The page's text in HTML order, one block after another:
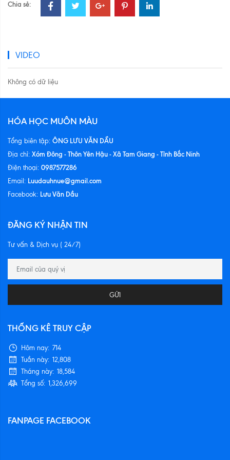
Chia sẻ:
VIDEO
Không có dữ liệu
HÓA HỌC MUÔN MÀU
Tổng biên tập: ÔNG LƯU VĂN DẦU
Địa chỉ: Xóm Đông - Thôn Yên Hậu - Xã Tam Giang - Tỉnh Bắc Ninh
Điện thoại: 0987577286
Email: Luudauhnue@gmail.com
Facebook: Lưu Văn Dầu
ĐĂNG KÝ NHẬN TIN
Tư vấn & Dịch vụ ( 24/7)
GỬI
THỐNG KÊ TRUY CẬP
Hôm nay: 714
Tuần này: 12,808
Tháng này: 18,584
Tổng số: 1,326,699
FANPAGE FACEBOOK